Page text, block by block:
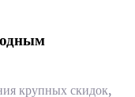
крупных скидок,